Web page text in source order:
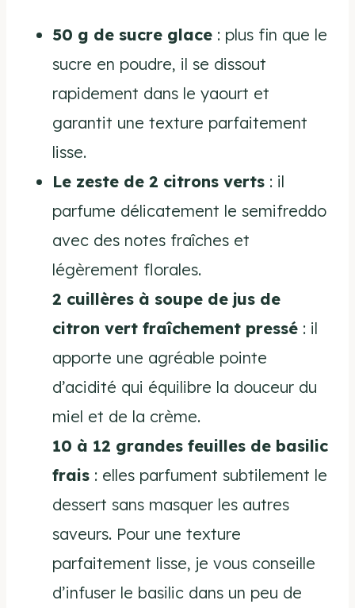
50 g de sucre glace : plus fin que le
sucre en poudre, il se dissout
rapidement dans le yaourt et
garantit une texture parfaitement
lisse.
Le zeste de 2 citrons verts : il
parfume délicatement le semifreddo
avec des notes fraîches et
légèrement florales.
2 cuillères à soupe de jus de
citron vert fraîchement pressé : il
apporte une agréable pointe
d’acidité qui équilibre la douceur du
miel et de la crème.
10 à 12 grandes feuilles de basilic
frais : elles parfument subtilement le
dessert sans masquer les autres
saveurs. Pour une texture
parfaitement lisse, je vous conseille
d’infuser le basilic dans un peu de